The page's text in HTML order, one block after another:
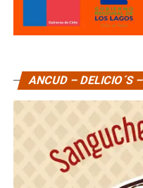
ANCUD – DELICIO´S